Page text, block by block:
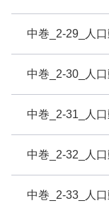
中巻_2-29_人
中巻_2-30_人
中巻_2-31_人
中巻_2-32_人
中巻_2-33_人